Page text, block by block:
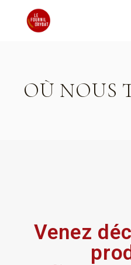
OÙ NOUS
Venez